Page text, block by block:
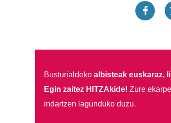
Busturialdeko albisteak euskaraz,
Egin zaitez HITZAkide! Zure
indartzen lagunduko duzu.